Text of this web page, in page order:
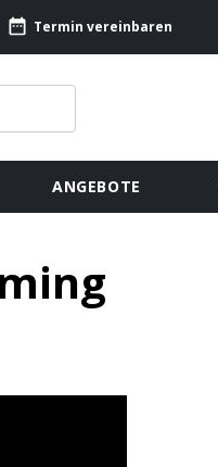
Termin vereinbaren
ANGEBOTE